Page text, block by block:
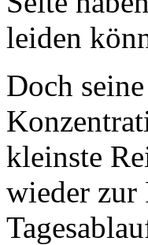
leiden
Doch
kleinste
wieder zur